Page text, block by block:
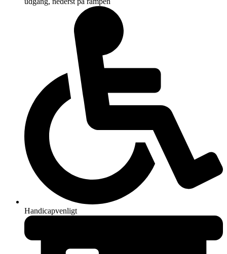
Handicapvenligt